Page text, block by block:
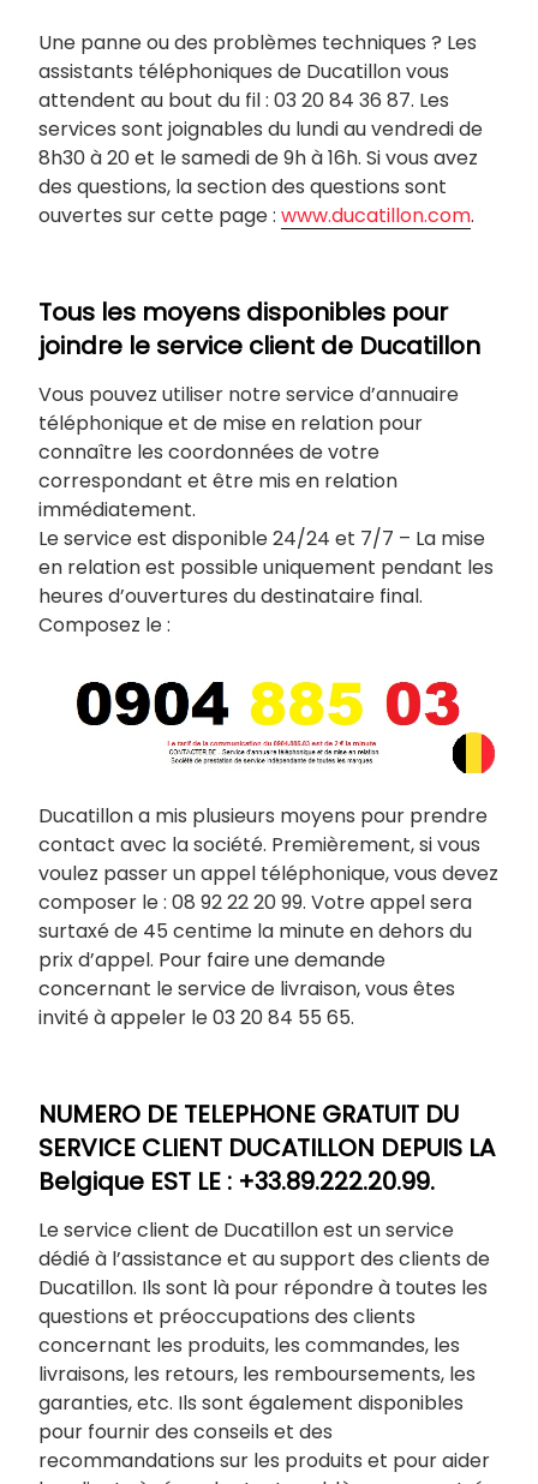
Une panne ou des problèmes techniques ? Les
assistants téléphoniques de Ducatillon vous
attendent au bout du fil : 03 20 84 36 87. Les
services sont joignables du lundi au vendredi de
8h30 à 20 et le samedi de 9h à 16h. Si vous avez
des questions, la section des questions sont
ouvertes sur cette page : www.ducatillon.com.
Tous les moyens disponibles pour
joindre le service client de Ducatillon
Vous pouvez utiliser notre service d’annuaire
téléphonique et de mise en relation pour
connaître les coordonnées de votre
correspondant et être mis en relation
immédiatement.
Le service est disponible 24/24 et 7/7 – La mise
en relation est possible uniquement pendant les
heures d’ouvertures du destinataire final.
Composez le :
Ducatillon a mis plusieurs moyens pour prendre
contact avec la société. Premièrement, si vous
voulez passer un appel téléphonique, vous devez
composer le : 08 92 22 20 99. Votre appel sera
surtaxé de 45 centime la minute en dehors du
prix d’appel. Pour faire une demande
concernant le service de livraison, vous êtes
invité à appeler le 03 20 84 55 65.
NUMERO DE TELEPHONE GRATUIT DU
SERVICE CLIENT DUCATILLON DEPUIS LA
Belgique EST LE : +33.89.222.20.99.
Le service client de Ducatillon est un service
dédié à l’assistance et au support des clients de
Ducatillon. Ils sont là pour répondre à toutes les
questions et préoccupations des clients
concernant les produits, les commandes, les
livraisons, les retours, les remboursements, les
garanties, etc. Ils sont également disponibles
pour fournir des conseils et des
recommandations sur les produits et pour aider